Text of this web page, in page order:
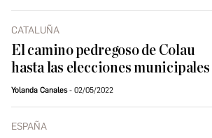
CATALUÑA
El camino pedregoso de Colau
hasta las elecciones municipales
Yolanda Canales 02/05/2022
ESPAÑA